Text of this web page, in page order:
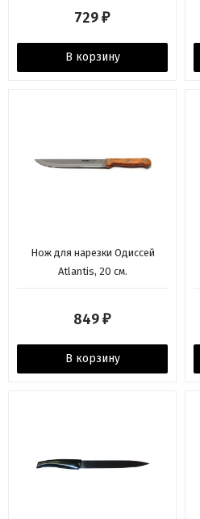
729 ₽
В корзину
Нож для нарезки Одиссей
Atlantis, 20 см.
849 ₽
В корзину